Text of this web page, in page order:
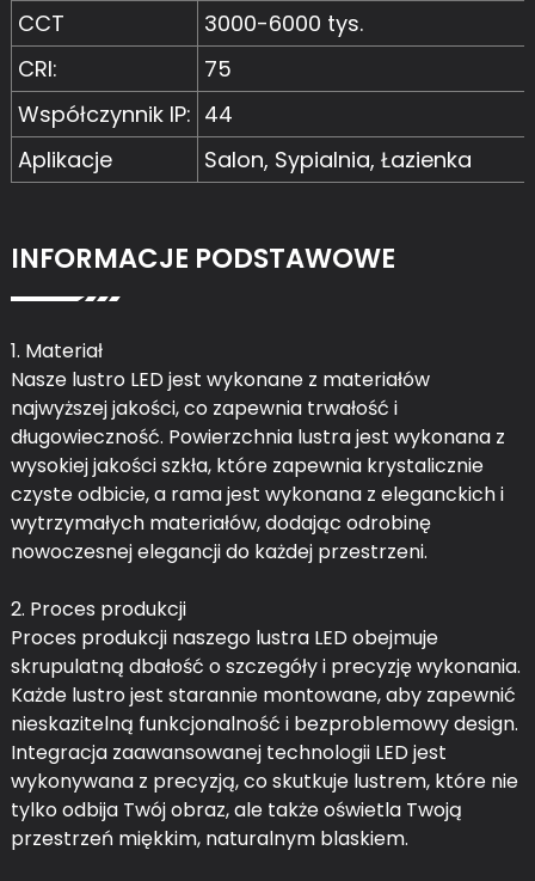
CCT
3000-6000 tys.
CRI:
75
Współczynnik IP: 44
Aplikacje
Salon, Sypialnia, Łazienka
INFORMACJE PODSTAWOWE
1. Materiał
Nasze lustro LED jest wykonane z materiałów
najwyższej jakości, co zapewnia trwałość i
długowieczność. Powierzchnia lustra jest wykonana z
wysokiej jakości szkła, które zapewnia krystalicznie
czyste odbicie, a rama jest wykonana z eleganckich i
wytrzymałych materiałów, dodając odrobinę
nowoczesnej elegancji do każdej przestrzeni.
2. Proces produkcji
Proces produkcji naszego lustra LED obejmuje
skrupulatną dbałość o szczegóły i precyzję wykonania.
Każde lustro jest starannie montowane, aby zapewnić
nieskazitelną funkcjonalność i bezproblemowy design.
Integracja zaawansowanej technologii LED jest
wykonywana z precyzją, co skutkuje lustrem, które nie
tylko odbija Twój obraz, ale także oświetla Twoją
przestrzeń miękkim, naturalnym blaskiem.